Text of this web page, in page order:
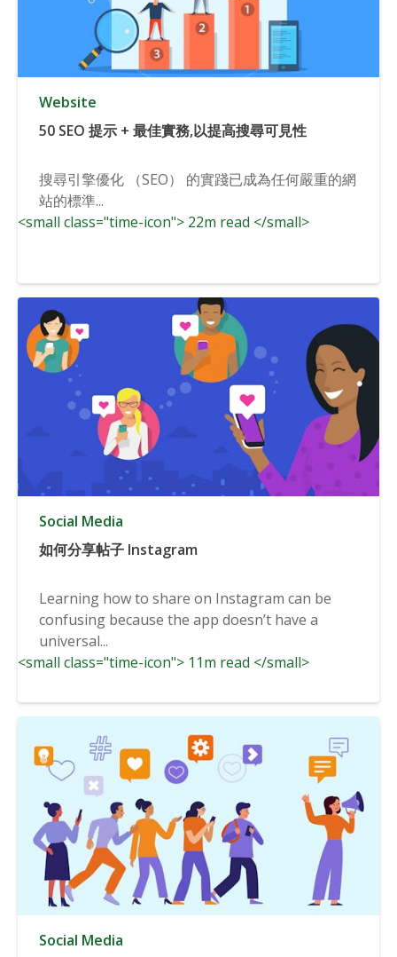
Website
50 SEO 提示 + 最佳實務,以提高搜尋可見性
搜尋引擎優化 （SEO） 的實踐已成為任何嚴重的網
站的標準...
<small class="time-icon"> 22m read </small>
Social Media
如何分享帖子 Instagram
Learning how to share on Instagram can be
confusing because the app doesn’t have a
universal...
<small class="time-icon"> 11m read </small>
Social Media